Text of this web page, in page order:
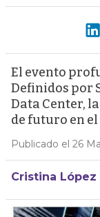
El evento
Definidos por
Data Center,
de futuro en
Publicado el 26
Cristina López